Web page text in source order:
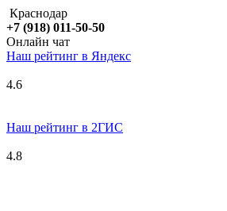
Краснодар
+7 (918) 011-50-50
Онлайн чат
Наш рейтинг в Яндекс
4.6
Наш рейтинг в 2ГИС
4.8